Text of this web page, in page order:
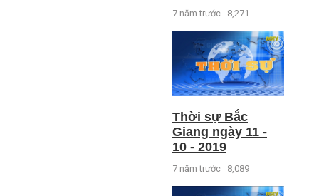
7 năm trước 8,271
Thời sự Bắc
Giang ngày 11 -
10 - 2019
7 năm trước 8,089